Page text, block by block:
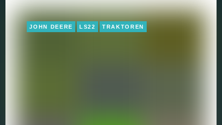
JOHN DEERE LS22 TRAKTOREN